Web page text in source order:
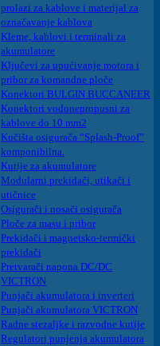
prolazi za kablove i materijal za
označavanje kablova
Kleme, kablovi i terminali za
akumulatore
Ključevi za upućivanje motora i
pribor za komandne ploče
Konektori BULGIN BUCCANEER
Konektori vodonepropusni za
kablove do 10 mm2
Kučišta osigurača “Splash-Proof”
komponibilna.
Kutije za akumulatore
Modularni prekidači, utikači i
utičnice
Osigurači i nosači osigurača
Ploče za masu i pribor
Prekidači i magnetsko-termički
prekidači
Pretvarači napona DC/DC
VICTRON
Punjači akumulatora i inverteri
Punjači akumulatora VICTRON
Radne stezaljke i razvodne kutije
Regulatori punjenja akumulatora